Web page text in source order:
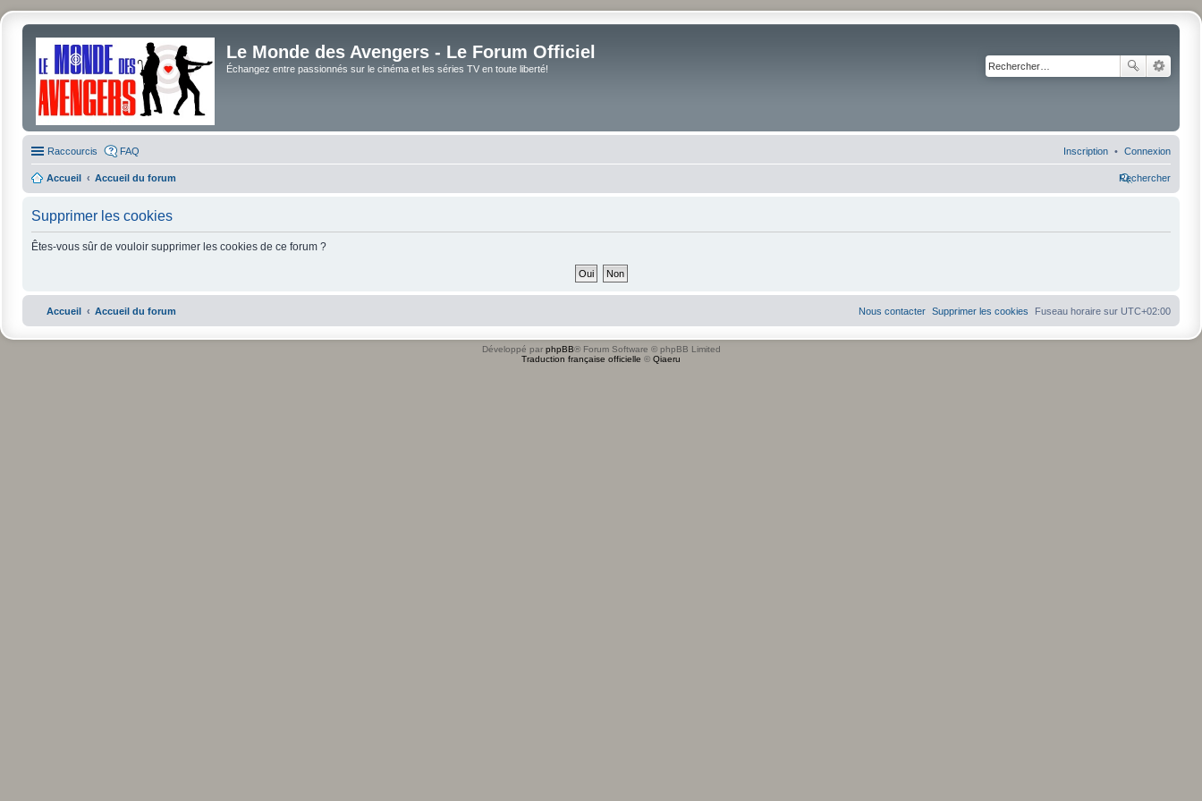
Le Monde des Avengers - Le Forum Officiel
Échangez entre passionnés sur le cinéma et les séries TV en toute liberté!
Raccourcis FAQ Connexion
Inscription
Accueil Accueil du forum Rechercher
Supprimer les cookies
Êtes-vous sûr de vouloir supprimer les cookies de ce forum ?
Accueil Accueil du forum Fuseau horaire sur UTC+02:00
Supprimer les cookies
Nous contacter
Développé par phpBB® Forum Software © phpBB Limited
Traduction française officielle © Qiaeru